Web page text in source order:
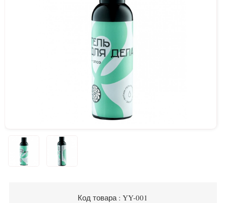
Код товара : YY-001